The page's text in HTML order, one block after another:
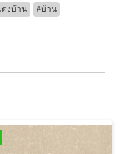
งบ้าน #บ้าน